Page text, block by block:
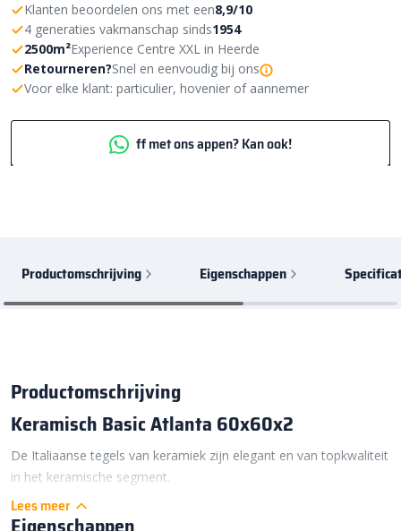
Klanten beoordelen ons met een8,9/10
4 generaties vakmanschap sinds1954
2500m²Experience Centre XXL in Heerde
Retourneren?Snel en eenvoudig bij ons
Voor elke klant: particulier, hovenier of aannemer
ff met ons appen? Kan ook!
Productomschrijving Eigenschappen
Productomschrijving
Keramisch Basic Atlanta 60x60x2
De Italiaanse tegels van keramiek zijn elegant en van topkwaliteit
in het keramische segment.
De tegels zijn in veel kleuren te verkrijgen en zijn zeer geschikt
voor het terras, de tegels zijn gerectificeerd wat er voor zorgt dat
Lees meer